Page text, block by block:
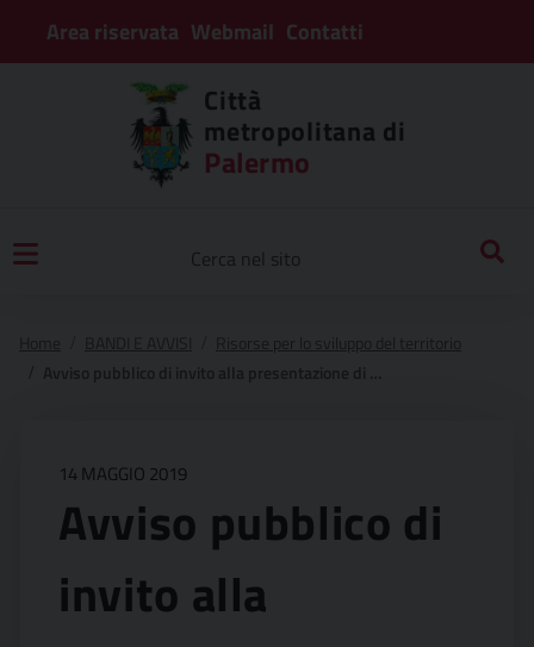
Area riservata Webmail Contatti
Città
metropolitana di
Palermo
14 MAGGIO 2019
Avviso pubblico di
invito alla